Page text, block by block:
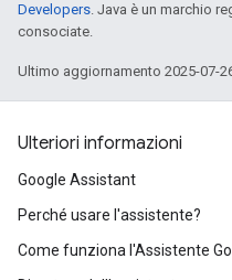
Developers. Java è un marchio
consociate.
Ultimo aggiornamento 2025-07-
Ulteriori informazioni
Google Assistant
Perché usare l'assistente?
Come funziona l'Assistente